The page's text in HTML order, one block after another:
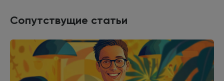
Сопутствущие статьи